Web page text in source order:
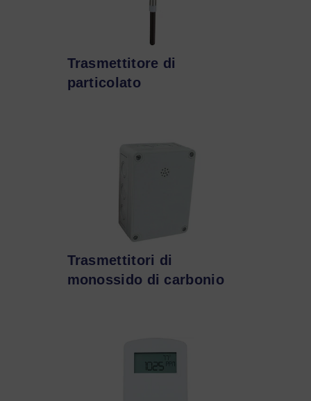
Trasmettitore di
particolato
Trasmettitori di
monossido di carbonio